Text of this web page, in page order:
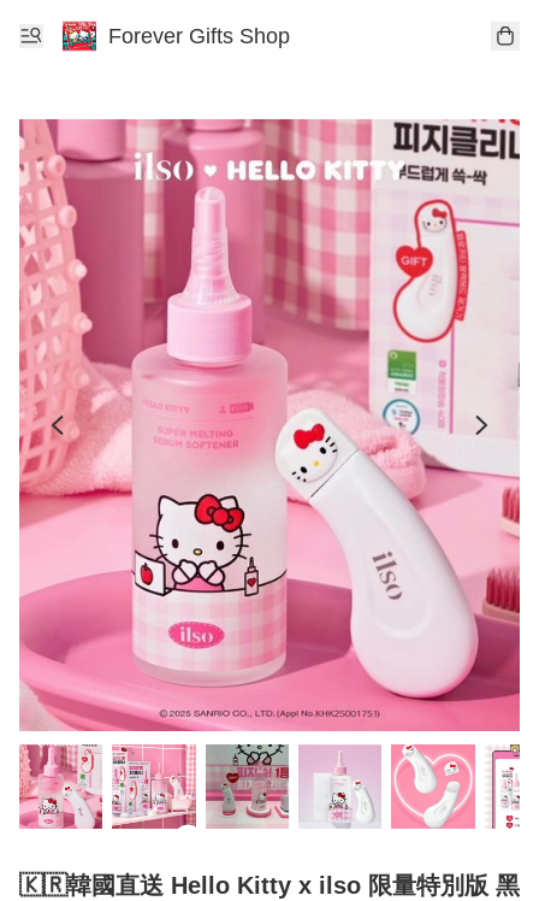
Forever Gifts Shop
🇰🇷韓國直送 Hello Kitty x ilso 限量特別版 黑